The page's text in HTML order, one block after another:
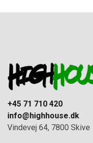
+45 71 710 420
info@highhouse.dk
Vindevej 64, 7800 Skive